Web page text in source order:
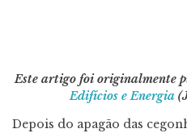
Este artigo foi originalmente
Edifícios e Energia
Depois do apagão das